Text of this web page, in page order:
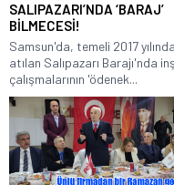
SALIPAZARI’NDA ‘BARAJ’
BİLMECESİ!
Samsun'da, temeli 2017 yılında
atılan Salıpazarı Barajı'nda
çalışmalarının 'ödenek...